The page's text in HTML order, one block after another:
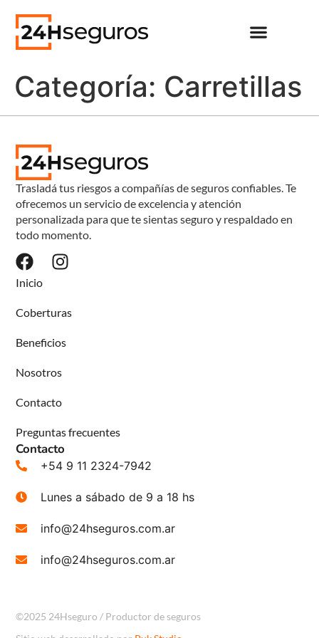
Categoría: Carretillas
Trasladá tus riesgos a compañías de seguros confiables. Te
ofrecemos un servicio de excelencia y atención
personalizada para que te sientas seguro y respaldado en
todo momento.
Inicio
Coberturas
Beneficios
Nosotros
Contacto
Preguntas frecuentes
Contacto
+54 9 11 2324-7942
Lunes a sábado de 9 a 18 hs
info@24hseguros.com.ar
info@24hseguros.com.ar
©2025 24Hseguro / Productor de seguros